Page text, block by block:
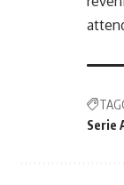
Serie